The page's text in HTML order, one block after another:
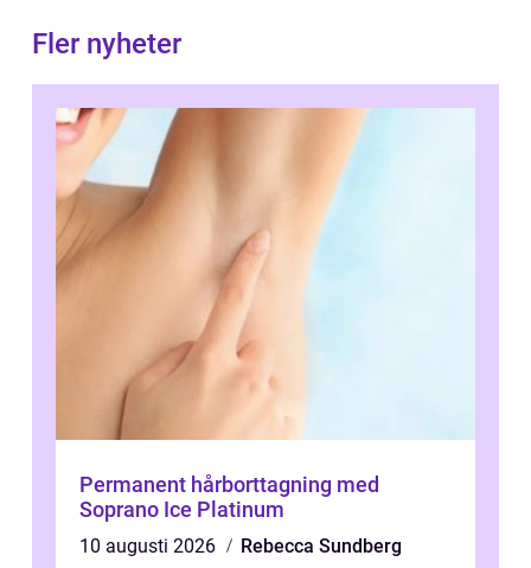
Fler nyheter
Permanent hårborttagning med
Soprano Ice Platinum
10 augusti 2026
Rebecca Sundberg